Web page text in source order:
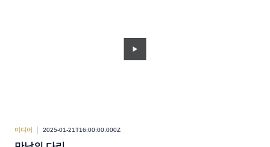
미디어 2025-01-21T16:00:00.000Z